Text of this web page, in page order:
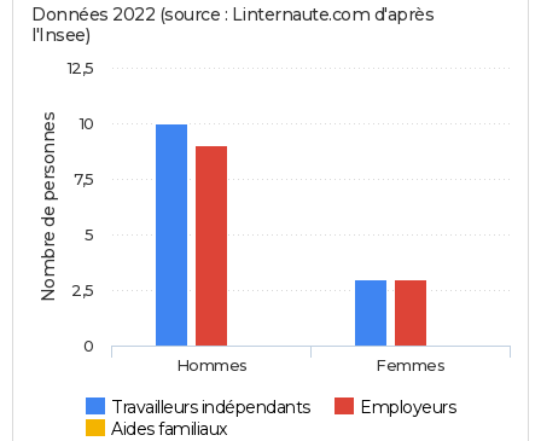
Nombre de personnes
Données 2022 (source : Linternaute.com d'après
l'Insee)
Travailleurs indépendants
Employeurs
Aides familiaux
Hommes Femmes
0
2,5
5
7,5
10
12,5